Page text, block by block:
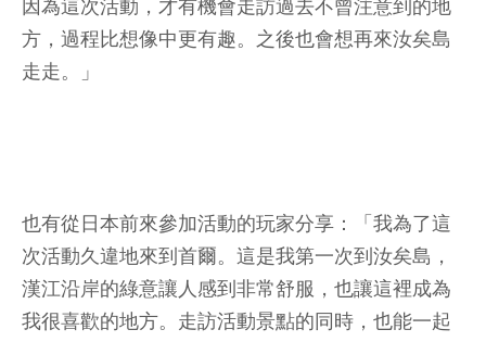
因為這次活動，才有機會走訪過去不曾注意到的地
方，過程比想像中更有趣。之後也會想再來汝矣島
走走。」
也有從日本前來參加活動的玩家分享：「我為了這
次活動久違地來到首爾。這是我第一次到汝矣島，
漢江沿岸的綠意讓人感到非常舒服，也讓這裡成為
我很喜歡的地方。走訪活動景點的同時，也能一起